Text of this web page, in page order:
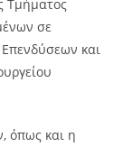
Τμήματος
σε
και
όπως και η